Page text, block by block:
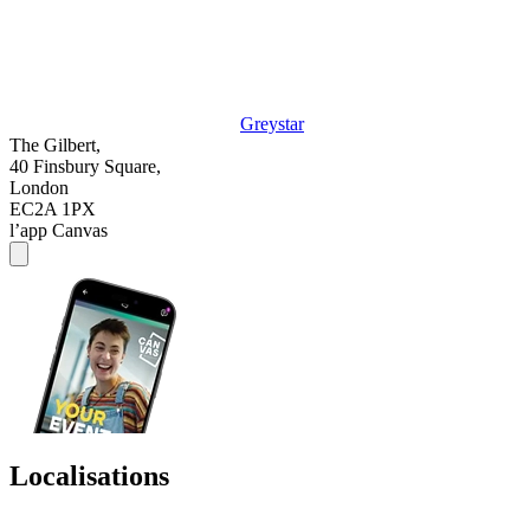
Greystar
The Gilbert,
40 Finsbury Square,
London
EC2A 1PX
l’app Canvas
Localisations